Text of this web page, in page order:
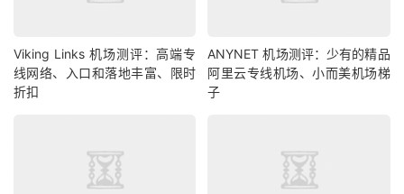
Viking Links 机场测评：高端专
线网络、入口和落地丰富、限时
折扣
ANYNET 机场测评：少有的精品
阿里云专线机场、小而美机场梯
子